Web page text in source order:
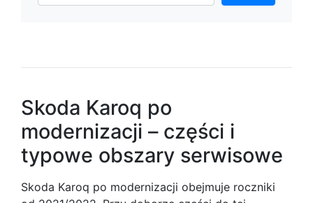
Skoda Karoq po
modernizacji – części i
typowe obszary serwisowe
Skoda Karoq po modernizacji obejmuje roczniki